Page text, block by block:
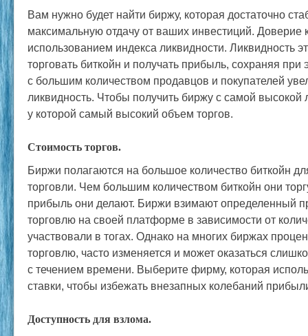
Вам нужно будет найти биржу, которая достаточно
максимальную отдачу от ваших инвестиций. Доверие
использованием индекса ликвидности. Ликвидность
торговать биткойн и получать прибыль, сохраняя при
с большим количеством продавцов и покупателей
ликвидность. Чтобы получить биржу с самой высокой
у которой самый высокий объем торгов.
Стоимость торгов.
Биржи полагаются на большое количество биткойн
торговли. Чем большим количеством биткойн они
прибыль они делают. Биржи взимают определенный
торговлю на своей платформе в зависимости от
участвовали в тогах. Однако на многих биржах
торговлю, часто изменяется и может оказаться
с течением времени. Выберите фирму, которая
ставки, чтобы избежать внезапных колебаний
Доступность для взлома.